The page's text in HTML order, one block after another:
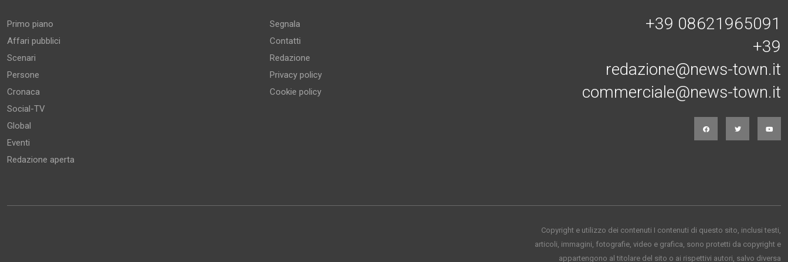
Primo piano
Affari pubblici
Scenari
Persone
Cronaca
Social-TV
Global
Eventi
Redazione aperta
Segnala
Contatti
Redazione
Privacy policy
Cookie policy
+39 08621965091
+39
redazione@news-town.it
commerciale@news-town.it
Copyright e utilizzo dei contenuti I contenuti di questo sito, inclusi testi,
articoli, immagini, fotografie, video e grafica, sono protetti da copyright e
appartengono al titolare del sito o ai rispettivi autori, salvo diversa